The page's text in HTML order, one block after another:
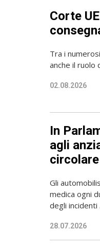
Corte
Tra i
anche il ruolo
02.08.2026
In
agli
Gli
medica ogni
degli incidenti
28.07.2026